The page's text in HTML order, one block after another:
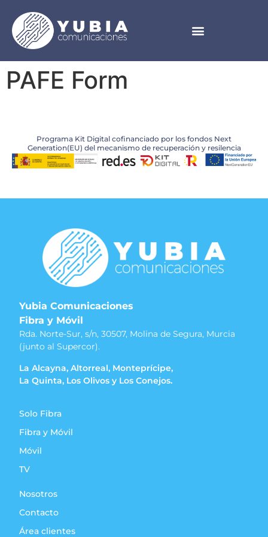
PAFE Form
Programa Kit Digital cofinanciado por los fondos Next
Generation(EU) del mecanismo de recuperación y resilencia
Yubia Comunicaciones
Fibra y Móvil
Rda. Norte-Sur, s/n, 30507, Molina de Segura, Murcia
(junto al Supercor).
La Alcayna, Altorreal, Monteprícipe,
La Quinta, Los Olivos y Los Conejos.
Solo Fibra
Fibra y Móvil
Móvil
TV
Nosotros
Contacto
Área clientes